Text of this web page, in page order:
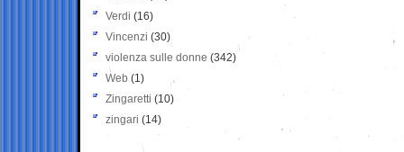
Verdi (16)
Vincenzi (30)
violenza sulle donne (342)
Web (1)
Zingaretti (10)
zingari (14)